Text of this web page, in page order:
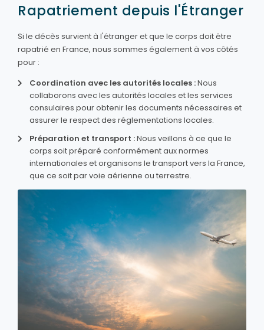
Rapatriement depuis l'Étranger
Si le décès survient à l'étranger et que le corps doit être
rapatrié en France, nous sommes également à vos côtés
pour :
Coordination avec les autorités locales :Nous
collaborons avec les autorités locales et les services
consulaires pour obtenir les documents nécessaires et
assurer le respect des réglementations locales.
Préparation et transport :Nous veillons à ce que le
corps soit préparé conformément aux normes
internationales et organisons le transport vers la France,
que ce soit par voie aérienne ou terrestre.